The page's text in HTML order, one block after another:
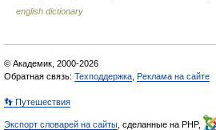
english dictionary
© Академик, 2000-2026
Обратная связь: Техподдержка Реклама на сайте
👣 Путешествия
Экспорт словарей на сайты , сделанные на PHP,